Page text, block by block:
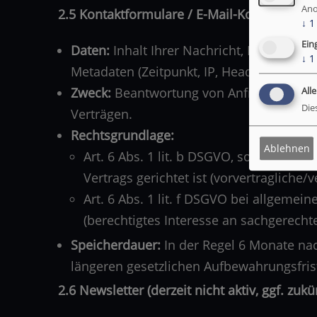
2.5 Kontaktformulare / E-Mail-Kontakt
Daten: Inhalt Ihrer Nachricht, Name, E-
Metadaten (Zeitpunkt, IP, Header-
Zweck: Beantwortung von Anfragen,
Verträgen.
Rechtsgrundlage:
Art. 6 Abs. 1 lit. b DSGVO, soweit die
Vertrags gerichtet ist (vorvertragliche/
Art. 6 Abs. 1 lit. f DSGVO bei
(berechtigtes Interesse an
Speicherdauer: In der Regel 6 Monate
längeren gesetzlichen
2.6 Newsletter (derzeit nicht aktiv, ggf.
↓ 1
↓ 1
Ablehnen